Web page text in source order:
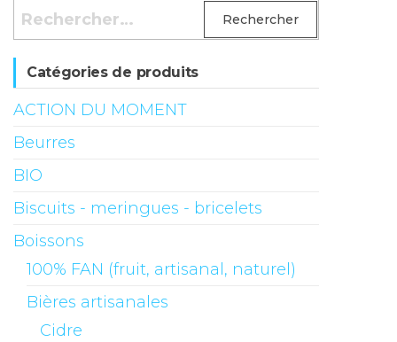
Rechercher :
Catégories de produits
ACTION DU MOMENT
Beurres
BIO
Biscuits - meringues - bricelets
Boissons
100% FAN (fruit, artisanal, naturel)
Bières artisanales
Cidre